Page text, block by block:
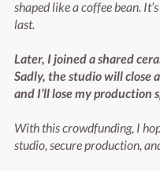
shaped like a coffee bean.
last.
Later, I joined a shared
Sadly, the studio will close
and I’ll lose my production
With this crowdfunding, I
studio, secure production,